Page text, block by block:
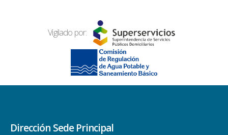
Vigilado por:
Dirección Sede Principal